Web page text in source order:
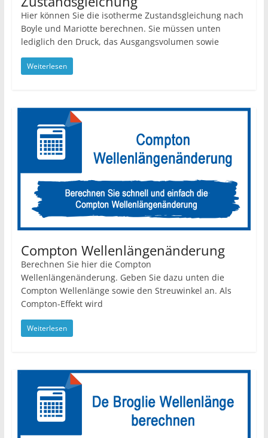
Hier können Sie die isotherme Zustandsgleichung nach
Boyle und Mariotte berechnen. Sie müssen unten
lediglich den Druck, das Ausgangsvolumen sowie
Weiterlesen
Compton Wellenlängenänderung
Berechnen Sie hier die Compton
Wellenlängenänderung. Geben Sie dazu unten die
Compton Wellenlänge sowie den Streuwinkel an. Als
Compton-Effekt wird
Weiterlesen